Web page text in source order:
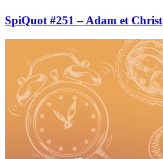
SpiQuot #251 – Adam et Christ